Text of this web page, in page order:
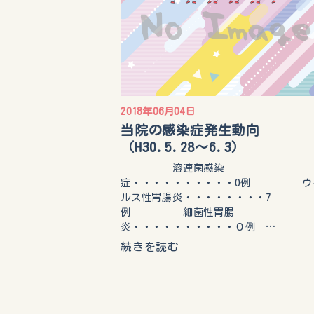
2018年06月04日
当院の感染症発生動向
（H30.5.28～6.3）
溶連菌感染
症・・・・・・・・・・0例 ウ
ルス性胃腸炎・・・・・・・・7
例 細菌性胃腸
炎・・・・・・・・・・０例 …
続きを読む